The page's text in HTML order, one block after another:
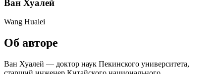
Ван Хуалей
Wang Hualei
Об авторе
Ван Хуалей — доктор наук Пекинского университета,